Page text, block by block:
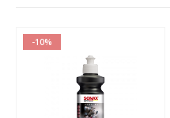
-10%